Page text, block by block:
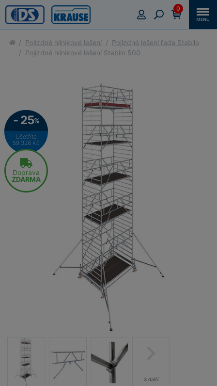
0
Pojízdné hliníkové lešení
Pojízdné lešení řada Stabilo
Pojízdné hliníkové lešení Stabilo 500
3 další
- 25%
Ušetříte
59 326 Kč
Doprava
ZDARMA